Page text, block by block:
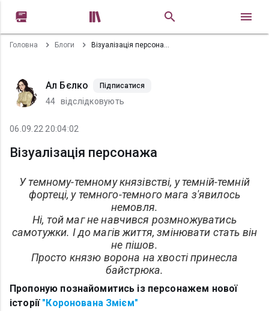
 
Головна Блоги Візуалізація персонажа
Ал Бєлко Підписатися
44 відслідковують
06.09.22 20:04:02
Візуалізація персонажа
У темному-темному князівстві, у темній-темній
фортеці, у темного-темного мага з'явилось
немовля.
Ні, той маг не навчився розмножуватись
самотужки. І до магів життя, змінювати стать він
не пішов.
Просто князю ворона на хвості принесла
байстрюка.
Пропоную познайомитись із персонажем нової
історії "Коронована Змієм"